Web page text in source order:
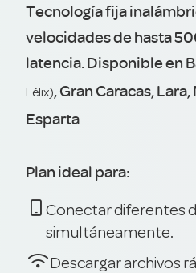
Tecnología fija
velocidades de hasta
latencia. Disponible en
Félix), Gran Caracas,
Esparta
Plan ideal para:
 Conectar diferentes
simultáneamente.
 Descargar archivos